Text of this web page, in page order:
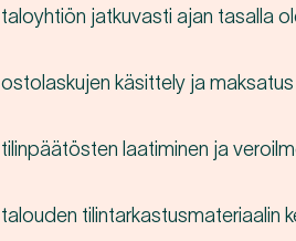
taloyhtiön jatkuvasti ajan tasalla
ostolaskujen käsittely ja
tilinpäätösten laatiminen ja
talouden tilintarkastusmateriaalin